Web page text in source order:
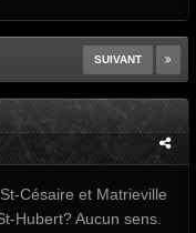
SUIVANT
Césaire et Matrieville
Hubert? Aucun sens.